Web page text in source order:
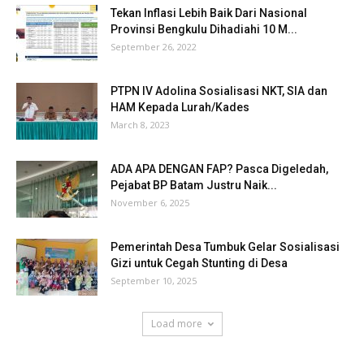
Tekan Inflasi Lebih Baik Dari Nasional
Provinsi Bengkulu Dihadiahi 10 M...
September 26, 2022
PTPN IV Adolina Sosialisasi NKT, SIA dan
HAM Kepada Lurah/Kades
March 8, 2023
ADA APA DENGAN FAP? Pasca Digeledah,
Pejabat BP Batam Justru Naik...
November 6, 2025
Pemerintah Desa Tumbuk Gelar Sosialisasi
Gizi untuk Cegah Stunting di Desa
September 10, 2025
Load more